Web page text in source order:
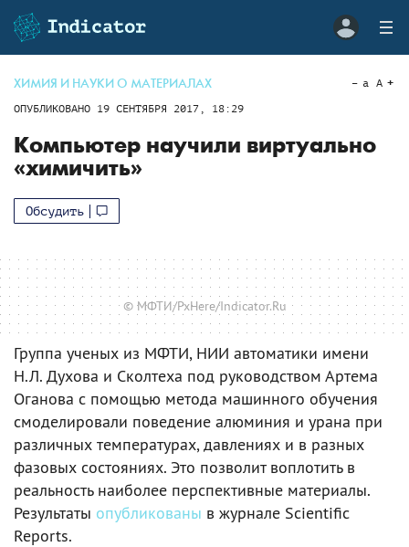
ХИМИЯ И НАУКИ О МАТЕРИАЛАХ
ОПУБЛИКОВАНО 19 СЕНТЯБРЯ 2017, 18:29
a A
Kомпьютер научили виртуально
«химичить»
Обсудить
© МФТИ/PxHere/Indicator.Ru
Группа ученых из МФТИ, НИИ автоматики имени
Н.Л. Духова и Сколтеха под руководством Артема
Оганова с помощью метода машинного обучения
смоделировали поведение алюминия и урана при
различных температурах, давлениях и в разных
фазовых состояниях. Это позволит воплотить в
реальность наиболее перспективные материалы.
Результаты опубликованы в журнале Scientific
Reports.